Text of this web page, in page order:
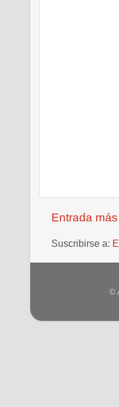
Entrada
Suscribirse a:
©